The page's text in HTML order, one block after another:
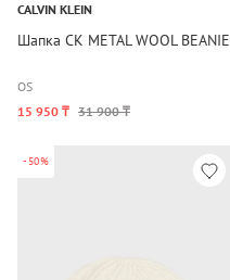
CALVIN KLEIN
Шапка CK METAL WOOL BEANIE
OS
15 950 ₸ 31 900 ₸
-50%